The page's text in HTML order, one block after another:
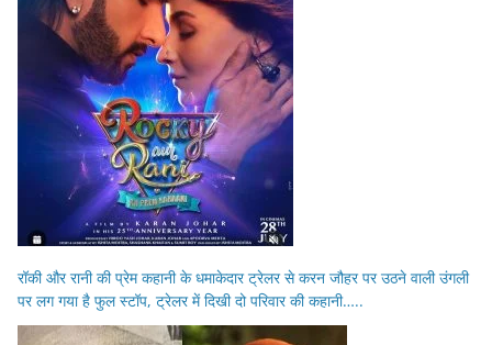
रॉकी और रानी की प्रेम कहानी के धमाकेदार ट्रेलर से करन जौहर पर उठने वाली उंगली
पर लग गया है फुल स्टॉप, ट्रेलर में दिखी दो परिवार की कहानी…..